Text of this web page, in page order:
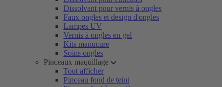
Dissolvant pour vernis à ongles
Faux ongles et design d'ongles
Lampes UV
Vernis à ongles en gel
Kits manucure
Soins ongles
Pinceaux maquillage
Tout afficher
Pinceau fond de teint